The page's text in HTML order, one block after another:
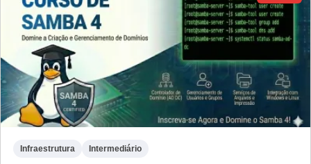
Infraestrutura Intermediário